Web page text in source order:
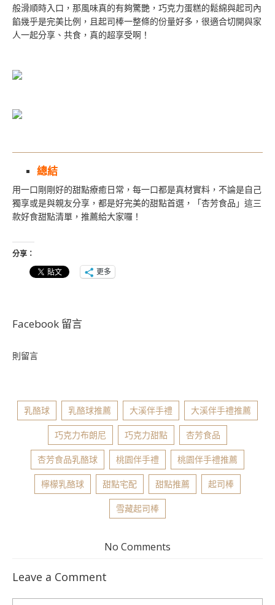
般滑順時入口，那風味真的有夠驚艷，巧克力蛋糕的鬆綿與起司內
餡幾乎是完美比例，且起司棒一整條的份量好多，很適合切開與家
人一起分享、共食，真的超享受啊！
總結
用一口剛剛好的甜點療癒日常，每一口都是真材實料，不論是自己
獨享或是與親友分享，都是好完美的甜點首選，「杏芳食品」這三
款好食甜點清單，推薦給大家囉！
分享：
更多
Facebook 留言
則留言
乳酪球 乳酪球推薦 大溪伴手禮 大溪伴手禮推薦
巧克力布朗尼 巧克力甜點 杏芳食品
杏芳食品乳酪球 桃園伴手禮 桃園伴手禮推薦
檸檬乳酪球 甜點宅配 甜點推薦 起司棒
雪藏起司棒
No Comments
Leave a Comment